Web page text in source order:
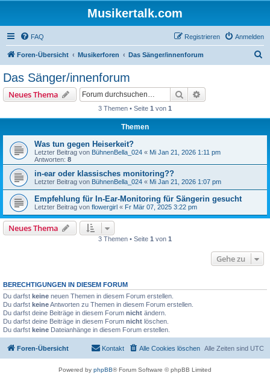
Musikertalk.com
FAQ Anmelden
Registrieren
Foren-Übersicht Musikerforen Das Sänger/innenforum
Das Sänger/innenforum
Neues Thema Suche
3 Themen • Seite 1 von 1
Themen
Was tun gegen Heiserkeit?
Letzter Beitrag von BühnenBella_024 « Mi Jan 21, 2026 1:11 pm
Antworten: 8
in-ear oder klassisches monitoring??
Letzter Beitrag von BühnenBella_024 « Mi Jan 21, 2026 1:07 pm
Empfehlung für In-Ear-Monitoring für Sängerin gesucht
Letzter Beitrag von flowergirl « Fr Mär 07, 2025 3:22 pm
Neues Thema
3 Themen • Seite 1 von 1
Gehe zu
BERECHTIGUNGEN IN DIESEM FORUM
Du darfst keine neuen Themen in diesem Forum erstellen.
Du darfst keineAntworten zu Themen in diesem Forum erstellen.
Du darfst deine Beiträge in diesem Forum nicht ändern.
Du darfst deine Beiträge in diesem Forum nicht löschen.
Du darfst keine Dateianhänge in diesem Forum erstellen.
Foren-Übersicht Alle Zeiten sind UTC
Alle Cookies löschen
Kontakt
Powered by phpBB® Forum Software © phpBB Limited